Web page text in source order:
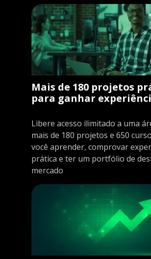
Mais de 180 projetos
para ganhar
Libere acesso ilimitado a uma
mais de 180 projetos e 650
você aprender, comprovar
prática e ter um portfólio de
mercado